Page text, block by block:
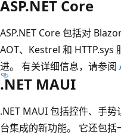
ASP.NET Core
ASP.NET Core 包括对
AOT、Kestrel 和 HTTP.sys
进。 有关详细信息，请参阅
.NET MAUI
.NET MAUI 包括控件、手
台集成的新功能。 它还包